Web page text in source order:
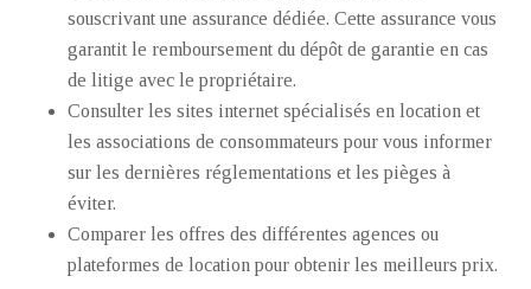
souscrivant une assurance dédiée. Cette assurance vous
garantit le remboursement du dépôt de garantie en cas
de litige avec le propriétaire.
Consulter les sites internet spécialisés en location et
les associations de consommateurs pour vous informer
sur les dernières réglementations et les pièges à
éviter.
Comparer les offres des différentes agences ou
plateformes de location pour obtenir les meilleurs prix.